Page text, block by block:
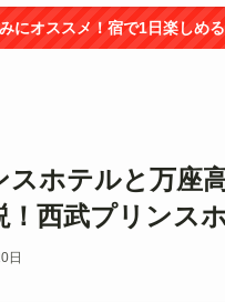
にオススメ！宿で1日楽しめ
スホテルと万座
！西武プリンス
日